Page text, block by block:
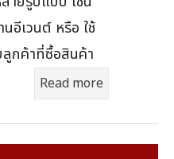
อีเวนต์ หรือ ใช้
กค้าที่ซื้อสินค้า
Read more